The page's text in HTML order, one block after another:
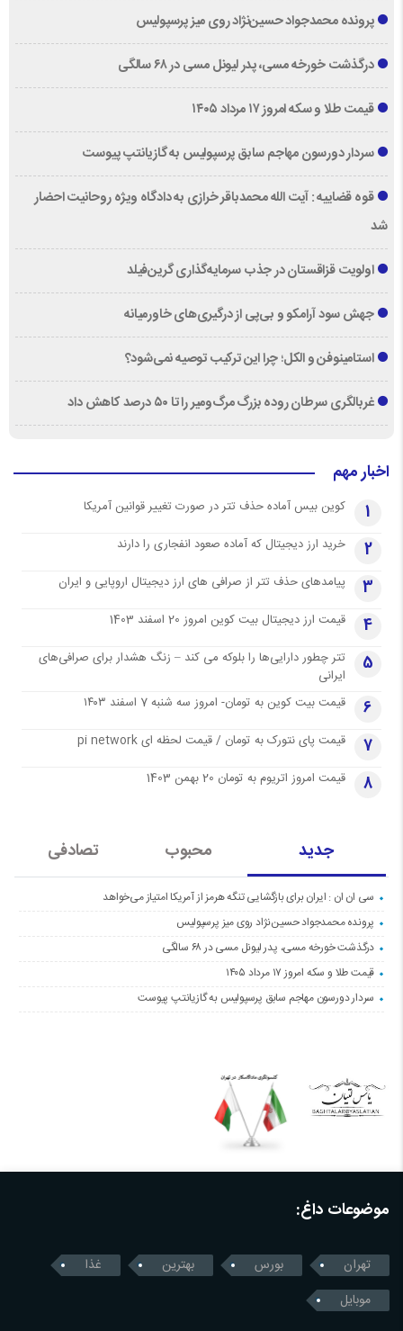
پرونده محمدجواد حسین‌نژاد روی میز پرسپولیس
درگذشت خورخه مسی، پدر لیونل مسی در ۶۸ سالگی
قیمت طلا و سکه امروز ۱۷ مرداد ۱۴۰۵
سردار دورسون مهاجم سابق پرسپولیس به گازیانتپ پیوست
قوه قضاییه : آیت الله محمدباقر خرازی به دادگاه ویژه روحانیت احضار
شد
اولویت قزاقستان در جذب سرمایه‌گذاری گرین‌فیلد
جهش سود آرامکو و بی‌پی از درگیری‌های خاورمیانه
استامینوفن و الکل؛ چرا این ترکیب توصیه نمی‌شود؟
غربالگری سرطان روده بزرگ مرگ‌ومیر را تا ۵۰ درصد کاهش داد
اخبار مهم
1 کوین بیس آماده حذف تتر در صورت تغییر قوانین آمریکا
2 خرید ارز دیجیتال که آماده صعود انفجاری را دارند
3 پیامدهای حذف تتر از صرافی های ارز دیجیتال اروپایی و ایران
4 قیمت ارز دیجیتال بیت کوین امروز 20 اسفند 1403
5
تتر چطور دارایی‌ها را بلوکه می کند – زنگ هشدار برای صرافی‌های
ایرانی
6 قیمت بیت کوین به تومان- امروز سه شنبه 7 اسفند ۱۴۰۳
7 قیمت پای نتورک به تومان / قیمت لحظه ای pi network
8 قیمت امروز اتریوم به تومان 20 بهمن 1403
جدید محبوب تصادفی
سی ان ان : ایران برای بازگشایی تنگه هرمز از آمریکا امتیاز می‌خواهد
پرونده محمدجواد حسین‌نژاد روی میز پرسپولیس
درگذشت خورخه مسی، پدر لیونل مسی در ۶۸ سالگی
قیمت طلا و سکه امروز ۱۷ مرداد ۱۴۰۵
سردار دورسون مهاجم سابق پرسپولیس به گازیانتپ پیوست
موضوعات داغ:
تهران بورس بهترین
غذا
موبایل